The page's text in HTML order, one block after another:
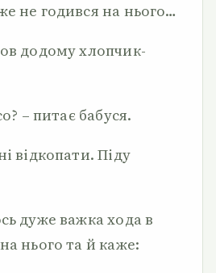
не годився на нього…
додому хлопчик-
– питає бабуся.
відкопати. Піду
дуже важка хода в
нього та й каже: